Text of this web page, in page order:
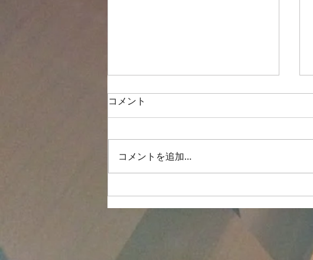
2026/7/11、定演後最初の練習
2週間のお休みを経て最初の練
習。次の演奏会（来年夏のグリー
ンサマーコンサート）を目指し
女屋先生のボイストレーニング
では、喉の奥はもちろん…喉の上
ろから声を出す！練習を繰り返し
コメント
コメントを追加…